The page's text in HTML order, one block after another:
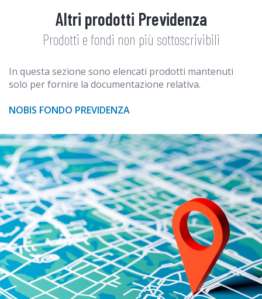
Altri prodotti Previdenza
Prodotti e fondi non più sottoscrivibili
In questa sezione sono elencati prodotti mantenuti
solo per fornire la documentazione relativa.
NOBIS FONDO PREVIDENZA